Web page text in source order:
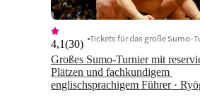
Großes Sumo-Turnier mit
Plätzen und fachkundigem
englischsprachigem Führer ·
4,1(30)